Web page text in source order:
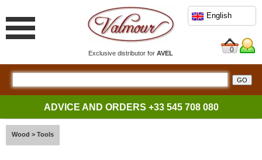
Exclusive distributor forAVEL
English
0
ADVICE AND ORDERS +33 545 708 080
Wood > Tools